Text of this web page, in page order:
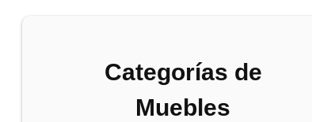
Categorías de
Muebles